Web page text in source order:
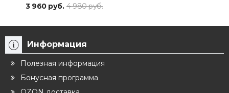
3 960 руб. 4 980 руб.
Информация
Полезная информация
Бонусная программа